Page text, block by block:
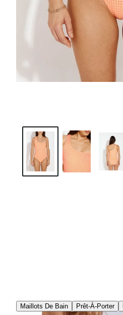
Maillots De Bain Prêt-À-Porter